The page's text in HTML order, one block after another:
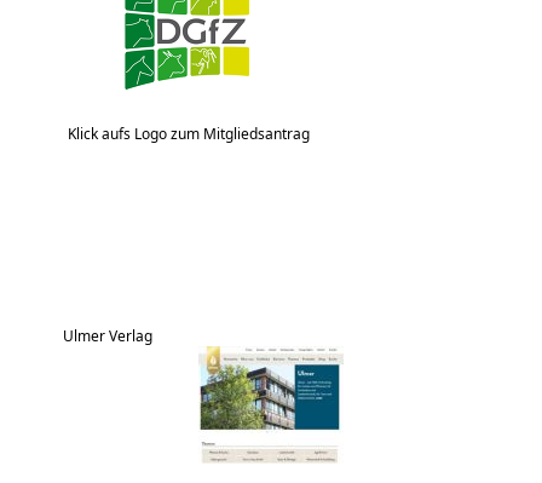
Klick aufs Logo zum Mitgliedsantrag
Ulmer Verlag